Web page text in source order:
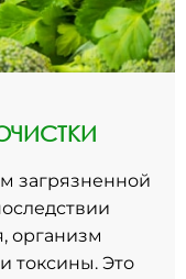
загрязненной
организм
токсины. Это